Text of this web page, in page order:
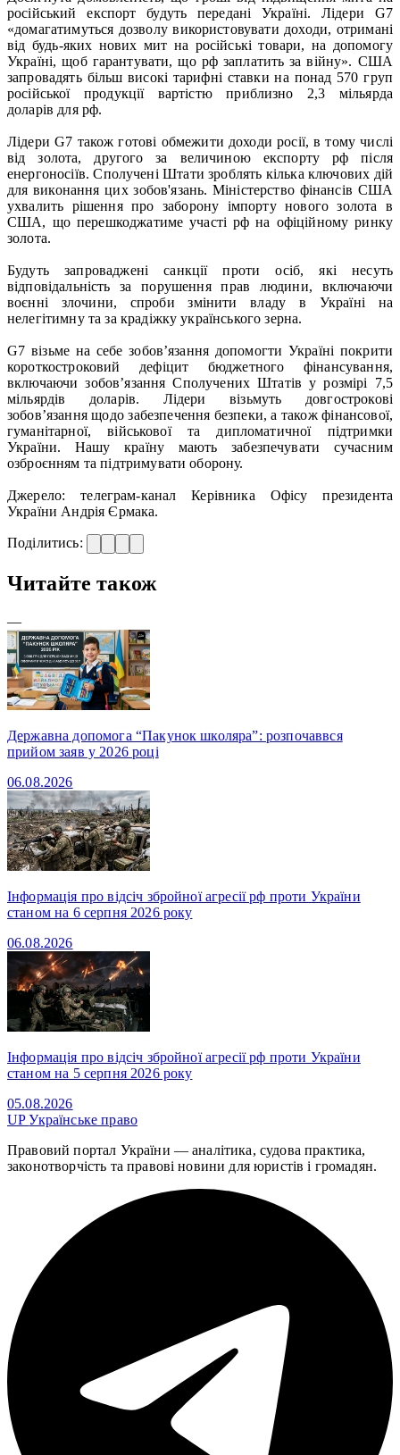
російський експорт будуть передані Україні. Лідери G7
«домагатимуться дозволу використовувати доходи, отримані
від будь-яких нових мит на російські товари, на допомогу
Україні, щоб гарантувати, що рф заплатить за війну». США
запровадять більш високі тарифні ставки на понад 570 груп
російської продукції вартістю приблизно 2,3 мільярда
доларів для рф.
Лідери G7 також готові обмежити доходи росії, в тому числі
від золота, другого за величиною експорту рф після
енергоносіїв. Сполучені Штати зроблять кілька ключових дій
для виконання цих зобов'язань. Міністерство фінансів США
ухвалить рішення про заборону імпорту нового золота в
США, що перешкоджатиме участі рф на офіційному ринку
золота.
Будуть запроваджені санкції проти осіб, які несуть
відповідальність за порушення прав людини, включаючи
воєнні злочини, спроби змінити владу в Україні на
нелегітимну та за крадіжку українського зерна.
G7 візьме на себе зобов’язання допомогти Україні покрити
короткостроковий дефіцит бюджетного фінансування,
включаючи зобов’язання Сполучених Штатів у розмірі 7,5
мільярдів доларів. Лідери візьмуть довгострокові
зобов’язання щодо забезпечення безпеки, а також фінансової,
гуманітарної, військової та дипломатичної підтримки
України. Нашу країну мають забезпечувати сучасним
озброєнням та підтримувати оборону.
Джерело: телеграм-канал Керівника Офісу президента
України Андрія Єрмака.
Поділитись:
Читайте також
—
Державна допомога “Пакунок школяра”: розпочаввся
прийом заяв у 2026 році
06.08.2026
Інформація про відсіч збройної агресії рф проти України
станом на 6 серпня 2026 року
06.08.2026
Інформація про відсіч збройної агресії рф проти України
станом на 5 серпня 2026 року
05.08.2026
UPУкраїнське право
Правовий портал України — аналітика, судова практика,
законотворчість та правові новини для юристів і громадян.